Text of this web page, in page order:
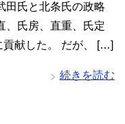
田氏と北条氏の政略
、氏房、直重、氏定
貢献した。 だが、 […]
続きを読む